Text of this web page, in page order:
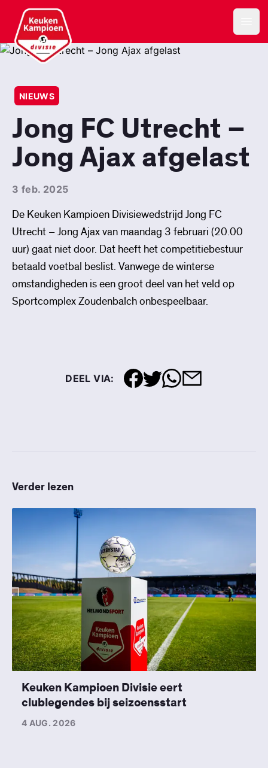
Keuken Kampioen Divisie
NIEUWS
Jong FC Utrecht –
Jong Ajax afgelast
3 feb. 2025
De Keuken Kampioen Divisiewedstrijd Jong FC
Utrecht – Jong Ajax van maandag 3 februari (20.00
uur) gaat niet door. Dat heeft het competitiebestuur
betaald voetbal beslist. Vanwege de winterse
omstandigheden is een groot deel van het veld op
Sportcomplex Zoudenbalch onbespeelbaar.
DEEL VIA:
Verder lezen
Keuken Kampioen Divisie eert
clublegendes bij seizoensstart
4 AUG. 2026